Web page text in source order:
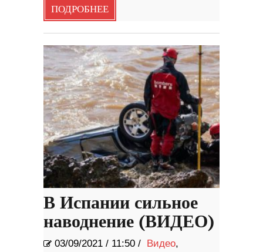
ПОДРОБНЕЕ
В Испании сильное
наводнение (ВИДЕО)
03/09/2021 / 11:50 / Видео,